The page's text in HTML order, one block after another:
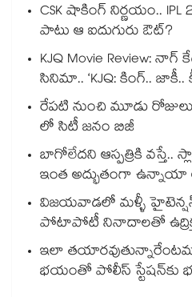
CSK షాకింగ్ నిర్ణయం..
పాటు ఆ ఐదుగురు ఔట్?
KJQ Movie Review: నాగ్
సినిమా.. ‘KJQ: కింగ్..
రేపటి నుంచి మూడు రోజులు
లో సిటీ జనం బిజీ
బాగోలేదని ఆస్పత్రికి వస్తే..
ఇంత అద్భుతంగా ఉన్నాయా
విజయవాడలో మళ్ళీ
పోటాపోటీ నినాదాలతో
ఇలా
భయంతో పోలీస్ స్టేషన్⁫కు